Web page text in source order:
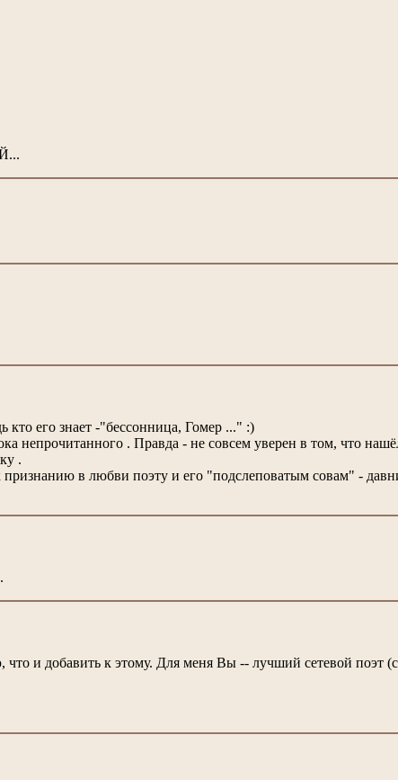
кто его знает -"бессонница, Гомер ..." :)
непрочитанного . Правда - не совсем уверен в том, что
.
признанию в любви поэту и его "подслеповатым совам" -
и добавить к этому. Для меня Вы -- лучший сетевой поэт